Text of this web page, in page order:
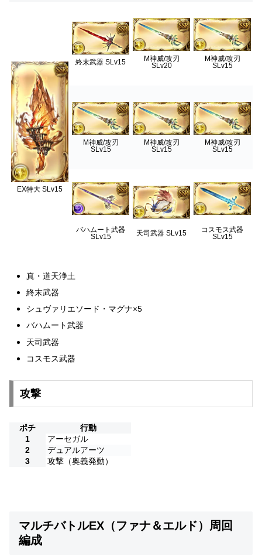
EX特大 SLv15
終末武器 SLv15
M神威/攻刃
SLv20
M神威/攻刃
SLv15
M神威/攻刃
SLv15
M神威/攻刃
SLv15
M神威/攻刃
SLv15
バハムート武器
SLv15
天司武器 SLv15
コスモス武器
SLv15
真・道天浄土
終末武器
シュヴァリエソード・マグナ×5
バハムート武器
天司武器
コスモス武器
攻撃
ポチ
行動
1
アーセガル
2
デュアルアーツ
3
攻撃（奥義発動）
マルチバトルEX（ファナ＆エルド）周回
編成